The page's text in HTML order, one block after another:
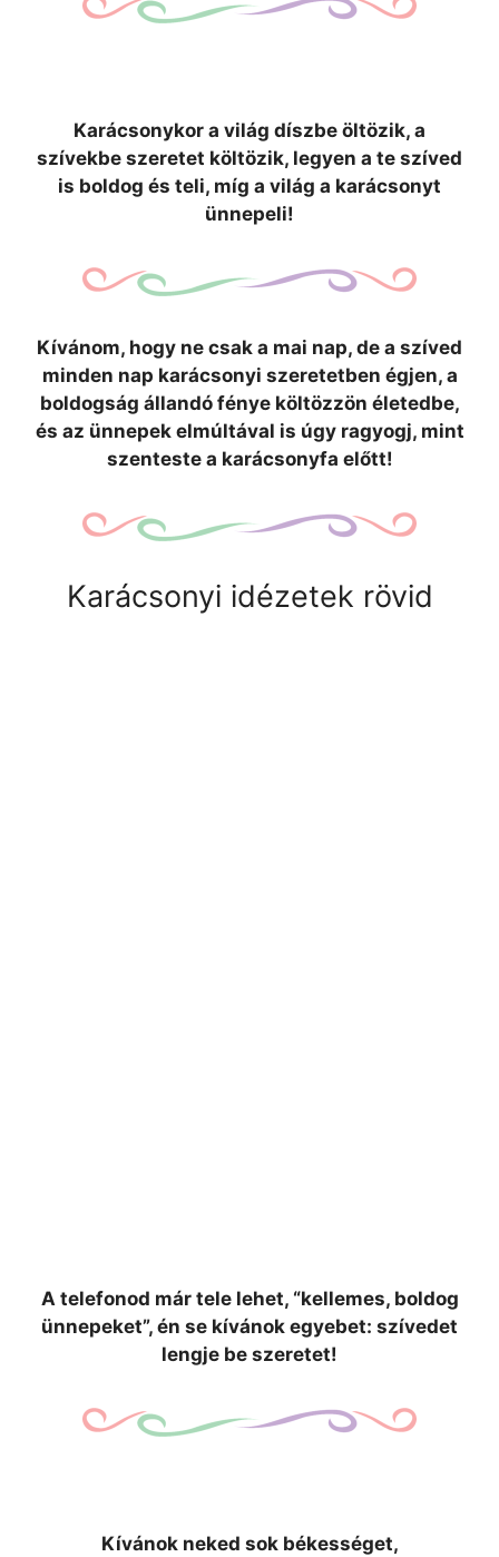
Karácsonykor a világ díszbe öltözik, a
szívekbe szeretet költözik, legyen a te szíved
is boldog és teli, míg a világ a karácsonyt
ünnepeli!
Kívánom, hogy ne csak a mai nap, de a szíved
minden nap karácsonyi szeretetben égjen, a
boldogság állandó fénye költözzön életedbe,
és az ünnepek elmúltával is úgy ragyogj, mint
szenteste a karácsonyfa előtt!
Karácsonyi idézetek rövid
A telefonod már tele lehet, “kellemes, boldog
ünnepeket”, én se kívánok egyebet: szívedet
lengje be szeretet!
Kívánok neked sok békességet,